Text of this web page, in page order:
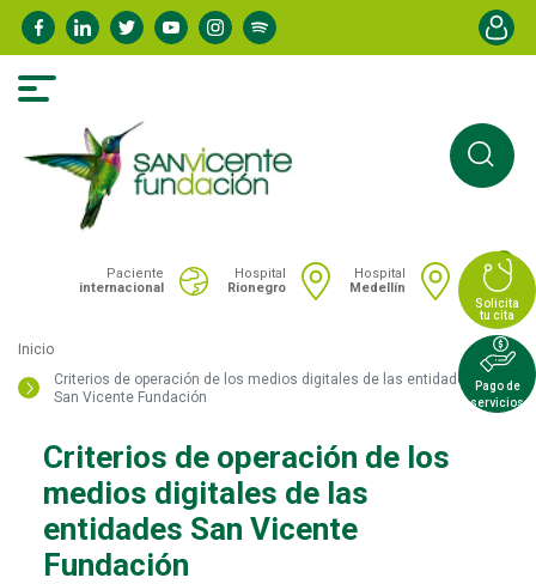
Pasar
al
Menú
Portal San Vicente - Menú hospitales
Paciente
internacional
Hospital
Rionegro
Hospital
Medellín
0
Inicio
Criterios de operación de los medios digitales de las entidades
San Vicente Fundación
Criterios de operación de los
medios digitales de las
entidades San Vicente
Fundación
Pago de
servicios
Solicita
tu cita